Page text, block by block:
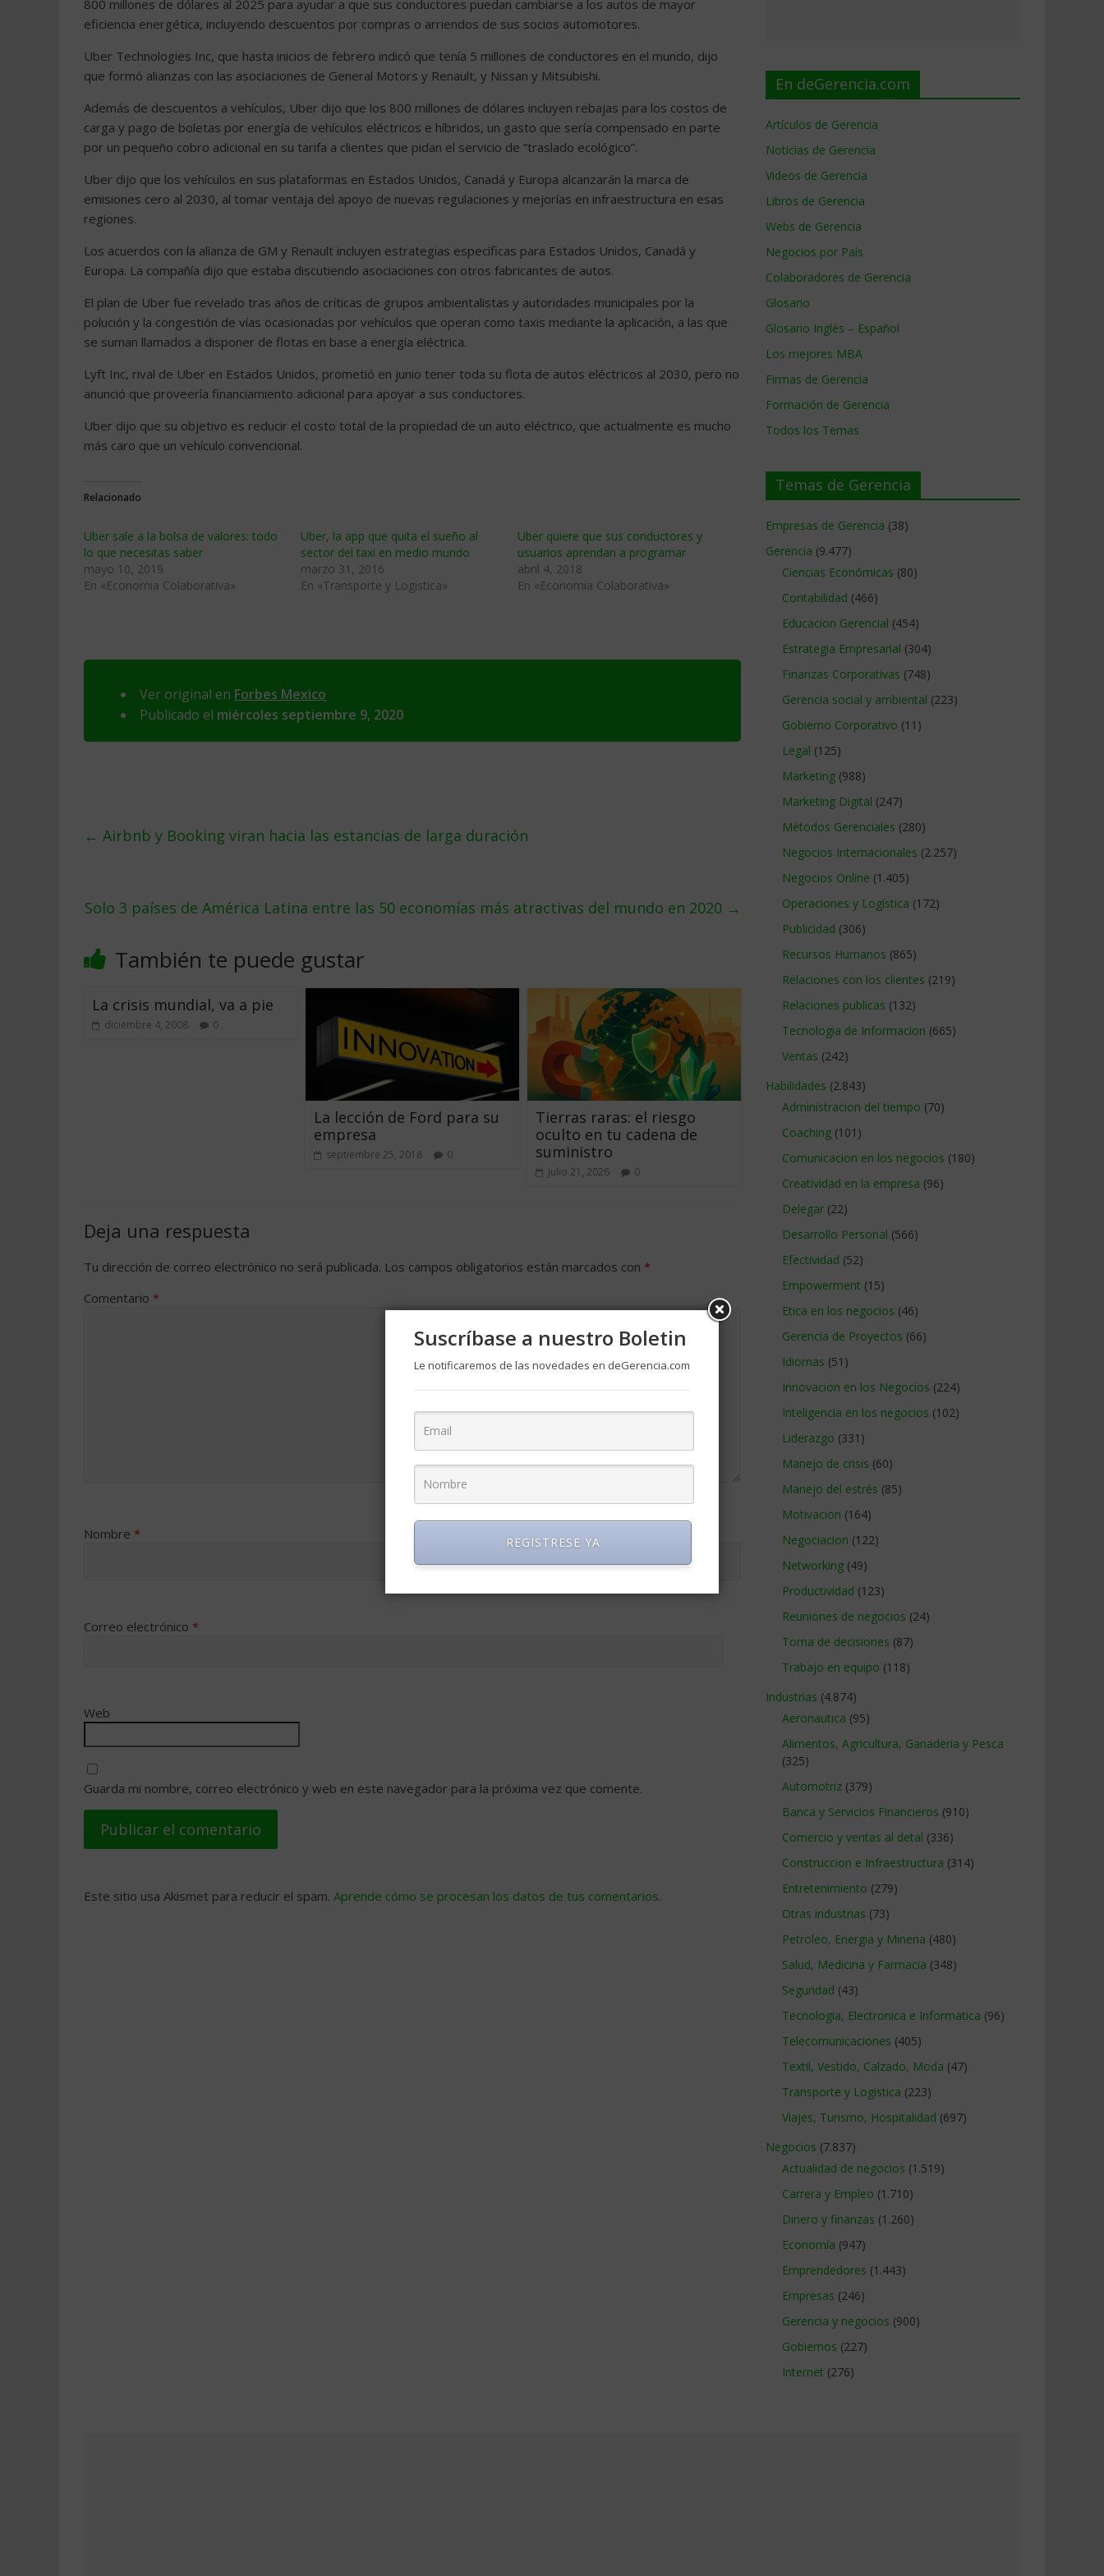
800 millones de dólares al 2025 para ayudar a que sus conductores puedan cambiarse a los autos de mayor
eficiencia energética, incluyendo descuentos por compras o arriendos de sus socios automotores.
Uber Technologies Inc, que hasta inicios de febrero indicó que tenía 5 millones de conductores en el mundo, dijo
que formó alianzas con las asociaciones de General Motors y Renault, y Nissan y Mitsubishi.
Además de descuentos a vehículos, Uber dijo que los 800 millones de dólares incluyen rebajas para los costos de
carga y pago de boletas por energía de vehículos eléctricos e híbridos, un gasto que sería compensado en parte
por un pequeño cobro adicional en su tarifa a clientes que pidan el servicio de “traslado ecológico”.
Uber dijo que los vehículos en sus plataformas en Estados Unidos, Canadá y Europa alcanzarán la marca de
emisiones cero al 2030, al tomar ventaja del apoyo de nuevas regulaciones y mejorías en infraestructura en esas
regiones.
Los acuerdos con la alianza de GM y Renault incluyen estrategias específicas para Estados Unidos, Canadá y
Europa. La compañía dijo que estaba discutiendo asociaciones con otros fabricantes de autos.
El plan de Uber fue revelado tras años de críticas de grupos ambientalistas y autoridades municipales por la
polución y la congestión de vías ocasionadas por vehículos que operan como taxis mediante la aplicación, a las que
se suman llamados a disponer de flotas en base a energía eléctrica.
Lyft Inc, rival de Uber en Estados Unidos, prometió en junio tener toda su flota de autos eléctricos al 2030, pero no
anunció que proveería financiamiento adicional para apoyar a sus conductores.
Uber dijo que su objetivo es reducir el costo total de la propiedad de un auto eléctrico, que actualmente es mucho
más caro que un vehículo convencional.
Relacionado
Uber sale a la bolsa de valores: todo
lo que necesitas saber
mayo 10, 2019
En «Economia Colaborativa»
Uber, la app que quita el sueño al
sector del taxi en medio mundo
marzo 31, 2016
En «Transporte y Logistica»
Uber quiere que sus conductores y
usuarios aprendan a programar
abril 4, 2018
En «Economia Colaborativa»
Ver original en Forbes Mexico
Publicado el miércoles septiembre 9, 2020
← Airbnb y Booking viran hacia las estancias de larga duración
Solo 3 países de América Latina entre las 50 economías más atractivas del mundo en 2020 →
También te puede gustar
La crisis mundial, va a pie
diciembre 4, 2008 0
La lección de Ford para su
empresa
septiembre 25, 2018 0
Tierras raras: el riesgo
oculto en tu cadena de
suministro
julio 21, 2026 0
Deja una respuesta
Tu dirección de correo electrónico no será publicada. Los campos obligatorios están marcados con *
Comentario *
Nombre *
Correo electrónico *
Web
Guarda mi nombre, correo electrónico y web en este navegador para la próxima vez que comente.
Este sitio usa Akismet para reducir el spam. Aprende cómo se procesan los datos de tus comentarios.
En deGerencia.com
Artículos de Gerencia
Noticias de Gerencia
Videos de Gerencia
Libros de Gerencia
Webs de Gerencia
Negocios por País
Colaboradores de Gerencia
Glosario
Glosario Inglés – Español
Los mejores MBA
Firmas de Gerencia
Formación de Gerencia
Todos los Temas
Temas de Gerencia
Empresas de Gerencia (38)
Gerencia (9.477)
Ciencias Económicas (80)
Contabilidad (466)
Educacion Gerencial (454)
Estrategia Empresarial (304)
Finanzas Corporativas (748)
Gerencia social y ambiental (223)
Gobierno Corporativo (11)
Legal (125)
Marketing (988)
Marketing Digital (247)
Métodos Gerenciales (280)
Negocios Internacionales (2.257)
Negocios Online (1.405)
Operaciones y Logística (172)
Publicidad (306)
Recursos Humanos (865)
Relaciones con los clientes (219)
Relaciones publicas (132)
Tecnologia de Informacion (665)
Ventas (242)
Habilidades (2.843)
Administracion del tiempo (70)
Coaching (101)
Comunicacion en los negocios (180)
Creatividad en la empresa (96)
Delegar (22)
Desarrollo Personal (566)
Efectividad (52)
Empowerment (15)
Etica en los negocios (46)
Gerencia de Proyectos (66)
Idiomas (51)
Innovacion en los Negocios (224)
Inteligencia en los negocios (102)
Liderazgo (331)
Manejo de crisis (60)
Manejo del estrés (85)
Motivacion (164)
Negociacion (122)
Networking (49)
Productividad (123)
Reuniones de negocios (24)
Toma de decisiones (87)
Trabajo en equipo (118)
Industrias (4.874)
Aeronautica (95)
Alimentos, Agricultura, Ganaderia y Pesca
(325)
Automotriz (379)
Banca y Servicios Financieros (910)
Comercio y ventas al detal (336)
Construccion e Infraestructura (314)
Entretenimiento (279)
Otras industrias (73)
Petroleo, Energia y Mineria (480)
Salud, Medicina y Farmacia (348)
Seguridad (43)
Tecnologia, Electronica e Informatica (96)
Telecomunicaciones (405)
Textil, Vestido, Calzado, Moda (47)
Transporte y Logistica (223)
Viajes, Turismo, Hospitalidad (697)
Negocios (7.837)
Actualidad de negocios (1.519)
Carrera y Empleo (1.710)
Dinero y finanzas (1.260)
Economía (947)
Emprendedores (1.443)
Empresas (246)
Gerencia y negocios (900)
Gobiernos (227)
Internet (276)
Suscríbase a nuestro Boletin
Le notificaremos de las novedades en deGerencia.com
REGISTRESE YA